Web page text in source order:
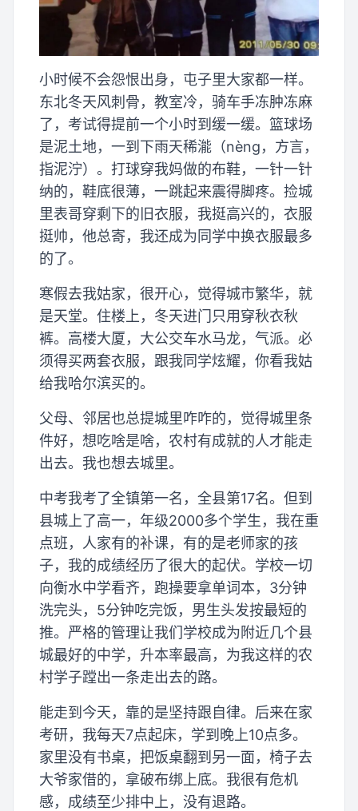
小时候不会怨恨出身，屯子里大家都一样。
东北冬天风刺骨，教室冷，骑车手冻肿冻麻
了，考试得提前一个小时到缓一缓。篮球场
是泥土地，一到下雨天稀㴰（nèng，方言，
指泥泞）。打球穿我妈做的布鞋，一针一针
纳的，鞋底很薄，一跳起来震得脚疼。捡城
里表哥穿剩下的旧衣服，我挺高兴的，衣服
挺帅，他总寄，我还成为同学中换衣服最多
的了。
寒假去我姑家，很开心，觉得城市繁华，就
是天堂。住楼上，冬天进门只用穿秋衣秋
裤。高楼大厦，大公交车水马龙，气派。必
须得买两套衣服，跟我同学炫耀，你看我姑
给我哈尔滨买的。
父母、邻居也总提城里咋咋的，觉得城里条
件好，想吃啥是啥，农村有成就的人才能走
出去。我也想去城里。
中考我考了全镇第一名，全县第17名。但到
县城上了高一，年级2000多个学生，我在重
点班，人家有的补课，有的是老师家的孩
子，我的成绩经历了很大的起伏。学校一切
向衡水中学看齐，跑操要拿单词本，3分钟
洗完头，5分钟吃完饭，男生头发按最短的
推。严格的管理让我们学校成为附近几个县
城最好的中学，升本率最高，为我这样的农
村学子蹚出一条走出去的路。
能走到今天，靠的是坚持跟自律。后来在家
考研，我每天7点起床，学到晚上10点多。
家里没有书桌，把饭桌翻到另一面，椅子去
大爷家借的，拿破布绑上底。我很有危机
感，成绩至少排中上，没有退路。